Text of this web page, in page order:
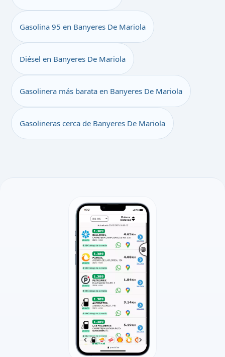
Gasolina 95 en Banyeres De Mariola
Diésel en Banyeres De Mariola
Gasolinera más barata en Banyeres De Mariola
Gasolineras cerca de Banyeres De Mariola